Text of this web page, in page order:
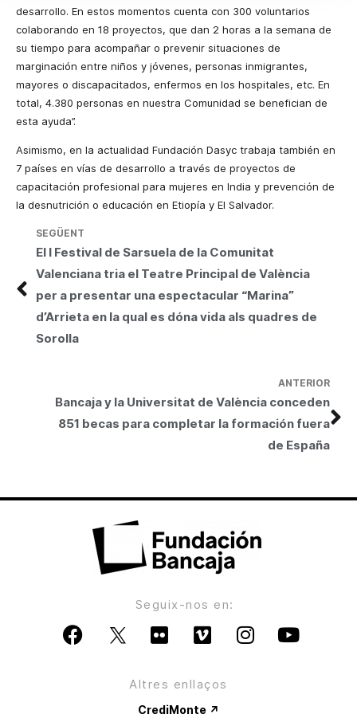
desarrollo. En estos momentos cuenta con 300 voluntarios
colaborando en 18 proyectos, que dan 2 horas a la semana de
su tiempo para acompañar o prevenir situaciones de
marginación entre niños y jóvenes, personas inmigrantes,
mayores o discapacitados, enfermos en los hospitales, etc. En
total, 4.380 personas en nuestra Comunidad se benefician de
esta ayuda”.
Asimismo, en la actualidad Fundación Dasyc trabaja también en
7 países en vías de desarrollo a través de proyectos de
capacitación profesional para mujeres en India y prevención de
la desnutrición o educación en Etiopía y El Salvador.
ANTERIOR
Bancaja y la Universitat de València conceden
851 becas para completar la formación fuera
de España
SEGÜENT
El I Festival de Sarsuela de la Comunitat
Valenciana tria el Teatre Principal de València
per a presentar una espectacular “Marina”
d’Arrieta en la qual es dóna vida als quadres de
Sorolla
Seguix-nos en:
Altres enllaços
CrediMonte ↗